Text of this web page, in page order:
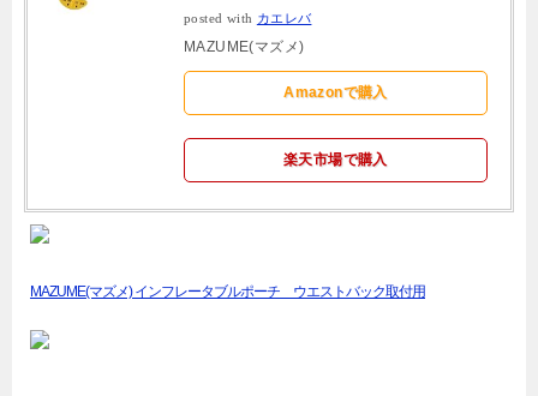
posted with カエレバ
MAZUME(マズメ)
Amazonで購入
楽天市場で購入
MAZUME(マズメ) インフレータブルポーチ ウエストバック取付用